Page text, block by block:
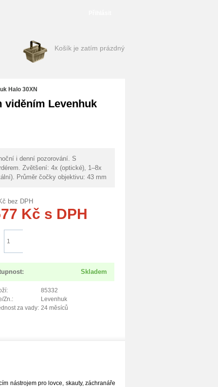
Košík je zatím prázdný
Halo 30XN
viděním Levenhuk
i denní pozorování. S
Zvětšení: 4x (optické), 1–8x
Průměr čočky objektivu: 43 mm
bez DPH
Kč s DPH
Skladem
85332
Zn.:
Levenhuk
za vady: 24 měsíců
nástrojem pro lovce, skauty, záchranáře